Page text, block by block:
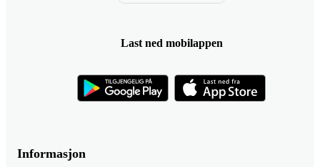
Informasjon
Last ned mobilappen